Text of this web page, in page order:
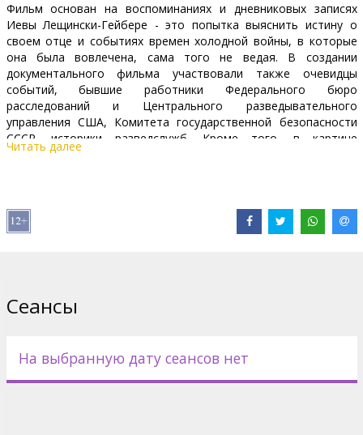
Фильм основан на воспоминаниях и дневниковых записях
Иевы Лещински-Гейбере - это попытка выяснить истину о
своем отце и событиях времен холодной войны, в которые
она была вовлечена, сама того не ведая. В создании
документального фильма участвовали также очевидцы
событий, бывшие работники Федерального бюро
расследований и Центрального разведывательного
управления США, Комитета государственной безопасности
СССР, историки разведслужб. Кроме того, в картине
использован обширный архивно-документальный материал.
Читать далее
Сеансы
На выбранную дату сеансов нет